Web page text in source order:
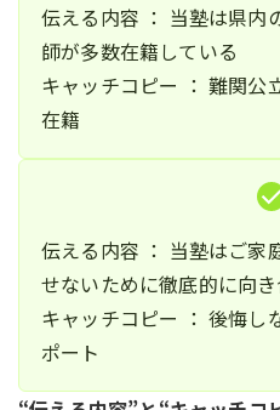
伝える内容 ： 当塾は県内
師が多数在籍している
キャッチコピー ： 難関公
在籍
伝える内容 ： 当塾はご家
せないために徹底的に向き
キャッチコピー ： 後悔し
ポート